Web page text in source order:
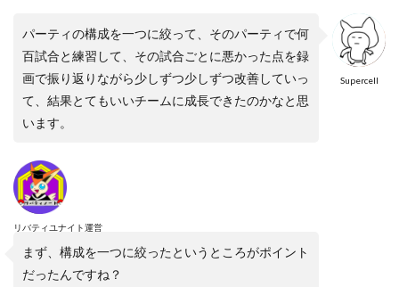
Supercell
パーティの構成を一つに絞って、そのパーティで何
百試合と練習して、その試合ごとに悪かった点を録
画で振り返りながら少しずつ少しずつ改善していっ
て、結果とてもいいチームに成長できたのかなと思
います。
リバティユナイト運営
まず、構成を一つに絞ったというところがポイント
だったんですね？